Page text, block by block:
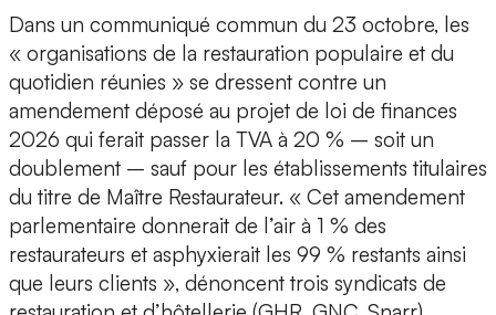
Dans un communiqué commun du 23 octobre, les
« organisations de la restauration populaire et du
quotidien réunies » se dressent contre un
amendement déposé au projet de loi de finances
2026 qui ferait passer la TVA à 20 % – soit un
doublement – sauf pour les établissements titulaires
du titre de Maître Restaurateur. « Cet amendement
parlementaire donnerait de l’air à 1 % des
restaurateurs et asphyxierait les 99 % restants ainsi
que leurs clients », dénoncent trois syndicats de